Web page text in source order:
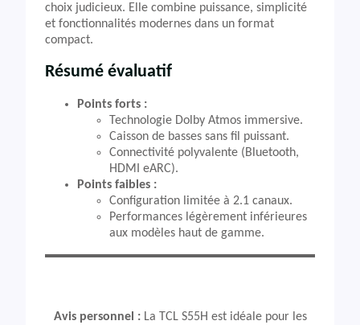
choix judicieux. Elle combine puissance, simplicité
et fonctionnalités modernes dans un format
compact.
Résumé évaluatif
Points forts :
Technologie Dolby Atmos immersive.
Caisson de basses sans fil puissant.
Connectivité polyvalente (Bluetooth,
HDMI eARC).
Points faibles :
Configuration limitée à 2.1 canaux.
Performances légèrement inférieures
aux modèles haut de gamme.
Avis personnel :La TCL S55H est idéale pour les